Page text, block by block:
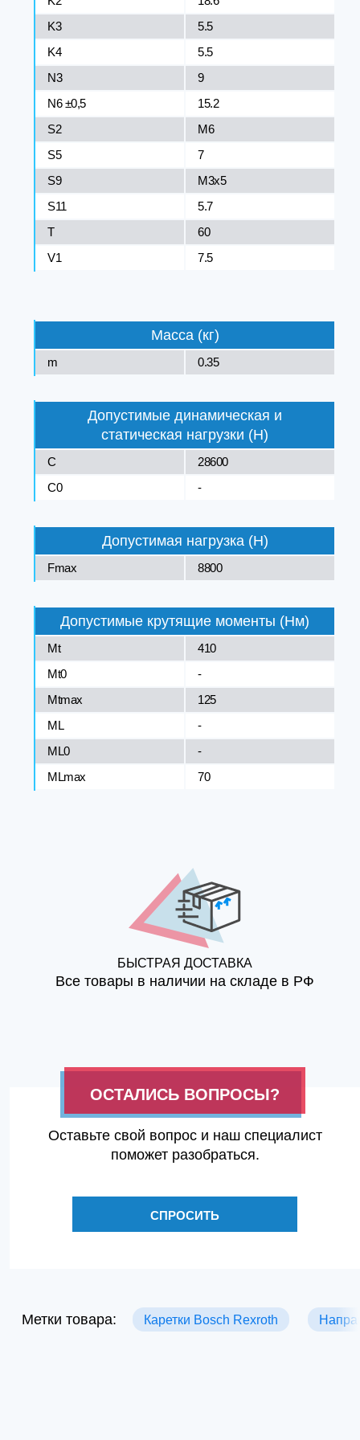
K3
5.5
K4
5.5
N3
9
N6 ±0,5
15.2
S2
M6
S5
7
S9
M3x5
S11
5.7
T
60
V1
7.5
Масса (кг)
m 0.35
Допустимые динамическая и
статическая нагрузки (Н)
C
28600
C0
-
Допустимая нагрузка (Н)
Fmax 8800
Допустимые крутящие моменты (Нм)
Mt
410
Mt0
-
Mtmax
125
ML
-
ML0
-
MLmax
70
БЫСТРАЯ ДОСТАВКА
Все товары в наличии на складе в РФ
ОСТАЛИСЬ ВОПРОСЫ?
Оставьте свой вопрос и наш специалист
поможет разобраться.
СПРОСИТЬ
Метки товара: Каретки Bosch Rexroth